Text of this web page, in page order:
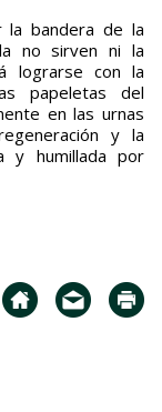
la bandera de la
no sirven ni la
lograrse con la
papeletas del
en las urnas
y la
y humillada por